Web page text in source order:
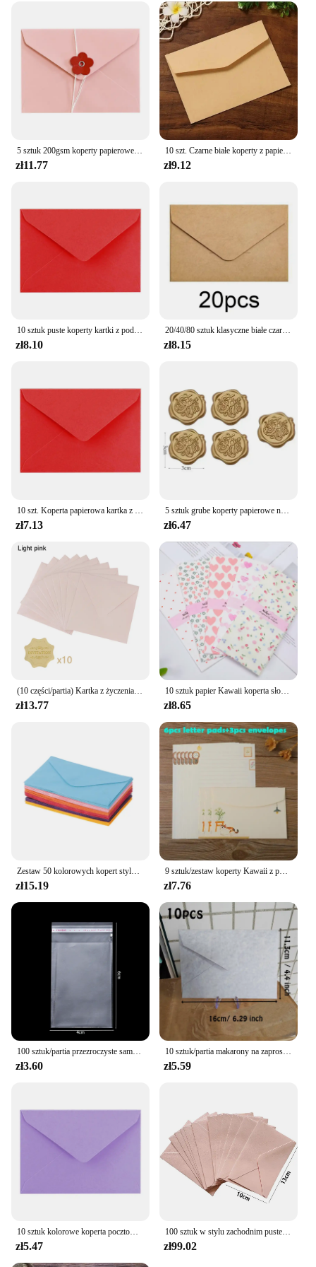
zł11.77
10 szt. Czarne białe koperty z papieru pakowego puste papier Vintage w europejskim stylu na pocztówkowe karty koreańskie piśmiennicze Papel
zł9.12
10 sztuk puste koperty kartki z podziękowaniami Handmade DIY koperta na przyjęcie urodzinowe Inivitation baby Shower Office kartka z życzeniami
zł8.10
20/40/80 sztuk klasyczne białe czarne Kraft puste Mini papierowe koperty okienne zaproszenie ślubne koperta koperta na prezent
zł8.15
10 szt. Koperta papierowa kartka z życzeniami zaproszenie na przyjęcie Kraft karty pocztowe ręcznie robione czyste karty na imprezę Inivitation
zł7.13
5 sztuk grube koperty papierowe na listy wysokiej jakości koperta na gotówkę Kawaii torba papierowa zaproszenia na przyjęcie weselne karty pocztówki okładka
zł6.47
(10 części/partia) Kartka z życzeniami Karta z imieniem Koperta Tłoczenie na gorąco Miłość Perłowe kwadratowe koperty papierowe
zł13.77
10 sztuk papier Kawaii koperta słodkie słodkie torebka ślubna w stylu koperty zaproszenie na karty Scrapbooking prezent
zł8.65
Zestaw 50 kolorowych kopert stylu vintage, mieszanych kolorów 2,4 4 cale na przyjęcie weselne
zł15.19
9 sztuk/zestaw koperty Kawaii z podkładkami do listów słodkie koty papier do pisania listów wesele zaproszenie na karty okładka koreańskie artykuły papiernicze
zł7.76
100 sztuk/partia przezroczyste samoprzylepne torby z celofanem z tworzywa sztucznego torby na prezenty i torebki do pakowania biżuterii
zł3.60
10 sztuk/partia makarony na zaproszenia ślubne wysokiej jakości 250g papierowe pocztówki małe firmy zaopatrują koperty papiernicze
zł5.59
10 sztuk kolorowe koperta pocztowa puste kartki z podziękowaniami DIY koperta dla biura faktur osobiste listy zaproszenia
zł5.47
100 sztuk w stylu zachodnim puste mini koperty papierowe różowe zaproszenie na przyjęcie weselne kartki z życzeniami prezent mała koperta z paragonami biała
zł99.02